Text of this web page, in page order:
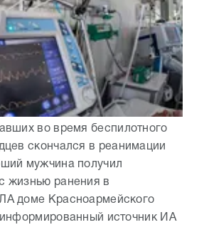
во время беспилотного
скончался в реанимации
мужчина получил
жизнью ранения в
доме Красноармейского
информированный источник ИА